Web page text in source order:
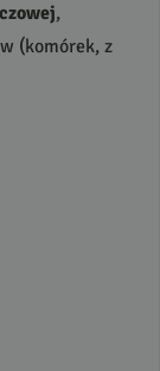
,
(komórek, z